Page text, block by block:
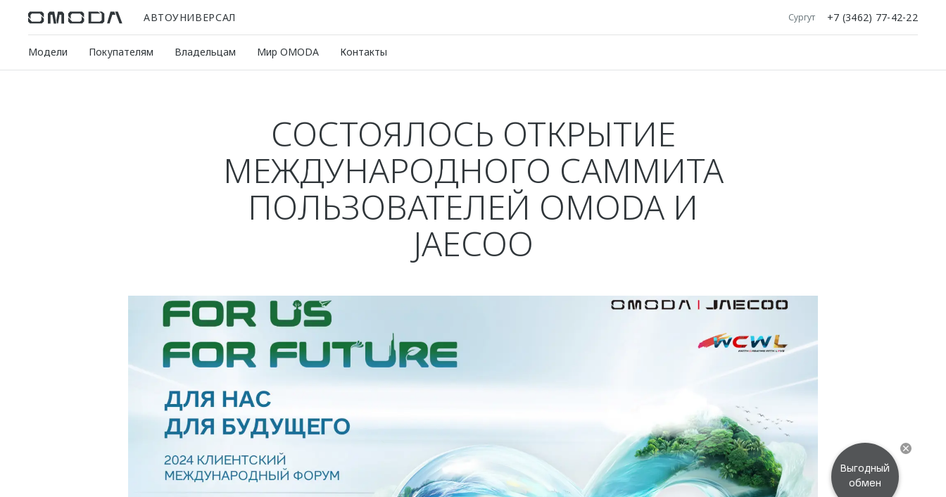
АВТОУНИВЕРСАЛ Сургут +7 (3462) 77-42-22
Модели Покупателям Владельцам Мир OMODA Контакты
СОСТОЯЛОСЬ ОТКРЫТИЕ
МЕЖДУНАРОДНОГО САММИТА
ПОЛЬЗОВАТЕЛЕЙ OMODA И
JAECOO
Выгодный
обмен